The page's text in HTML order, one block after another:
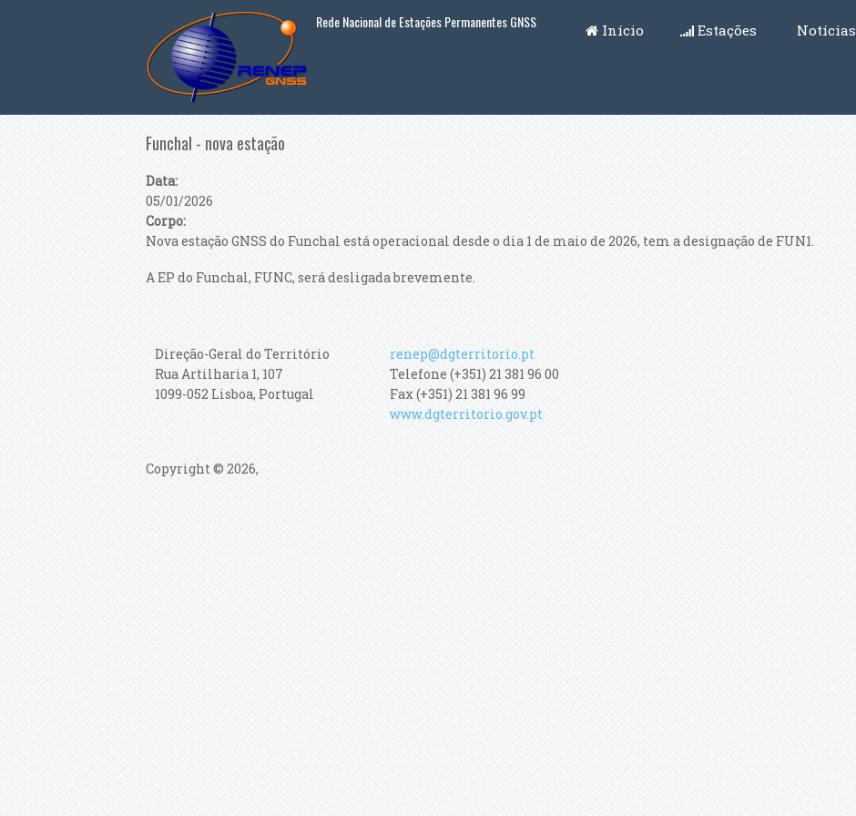
Rede Nacional de Estações Permanentes GNSS Início Estações Notícias
Funchal - nova estação
Data:
05/01/2026
Corpo:
Nova estação GNSS do Funchal está operacional desde o dia 1 de maio de 2026, tem a designação de FUN1.
A EP do Funchal, FUNC, será desligada brevemente.
Direção-Geral do Território
Rua Artilharia 1, 107
1099-052 Lisboa, Portugal
renep@dgterritorio.pt
Telefone (+351) 21 381 96 00
Fax (+351) 21 381 96 99
www.dgterritorio.gov.pt
Copyright © 2026,